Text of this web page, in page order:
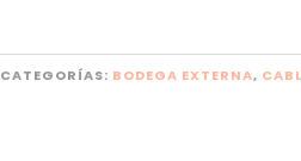
CATEGORÍAS: BODEGA EXTERNA,